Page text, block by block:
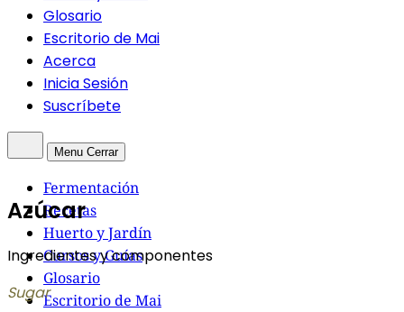
Glosario
Escritorio de Mai
Acerca
Inicia Sesión
Suscríbete
Menu Cerrar
Fermentación
Recetas
Huerto y Jardín
Cursos y Guías
Glosario
Escritorio de Mai
Azúcar
Ingredientes y componentes
Sugar